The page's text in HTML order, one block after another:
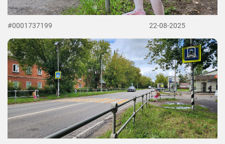
#0001737199 22-08-2025